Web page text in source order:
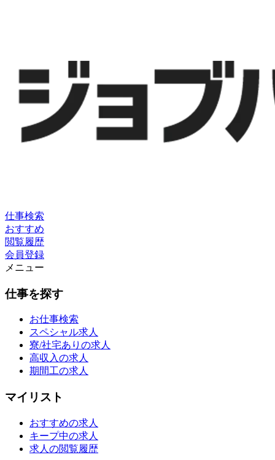
仕事検索
おすすめ
閲覧履歴
会員登録
メニュー
仕事を探す
お仕事検索
スペシャル求人
寮/社宅ありの求人
高収入の求人
期間工の求人
マイリスト
おすすめの求人
キープ中の求人
求人の閲覧履歴